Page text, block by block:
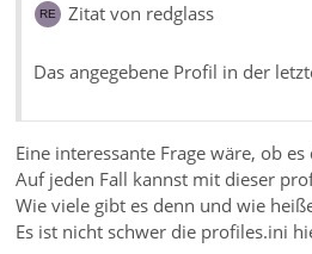
Zitat von redglass
Das angegebene Profil in der
Eine interessante Frage wäre, ob
Auf jeden Fall kannst mit dieser
Wie viele gibt es denn und wie
Es ist nicht schwer die profiles.ini